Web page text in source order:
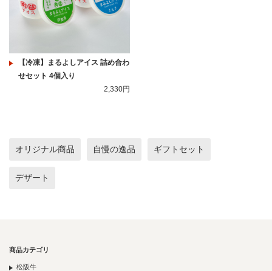
【冷凍】まるよしアイス 詰め合わ
せセット 4個入り
2,330円
オリジナル商品 自慢の逸品 ギフトセット
デザート